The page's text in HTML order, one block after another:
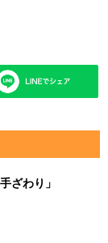
ざわり」